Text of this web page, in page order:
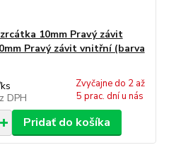
10mm Pravý závit
Pravý závit vnitřní (barva
ks
DPH
Zvyčajne do 2 až
5 prac. dní u nás
Pridať do košíka